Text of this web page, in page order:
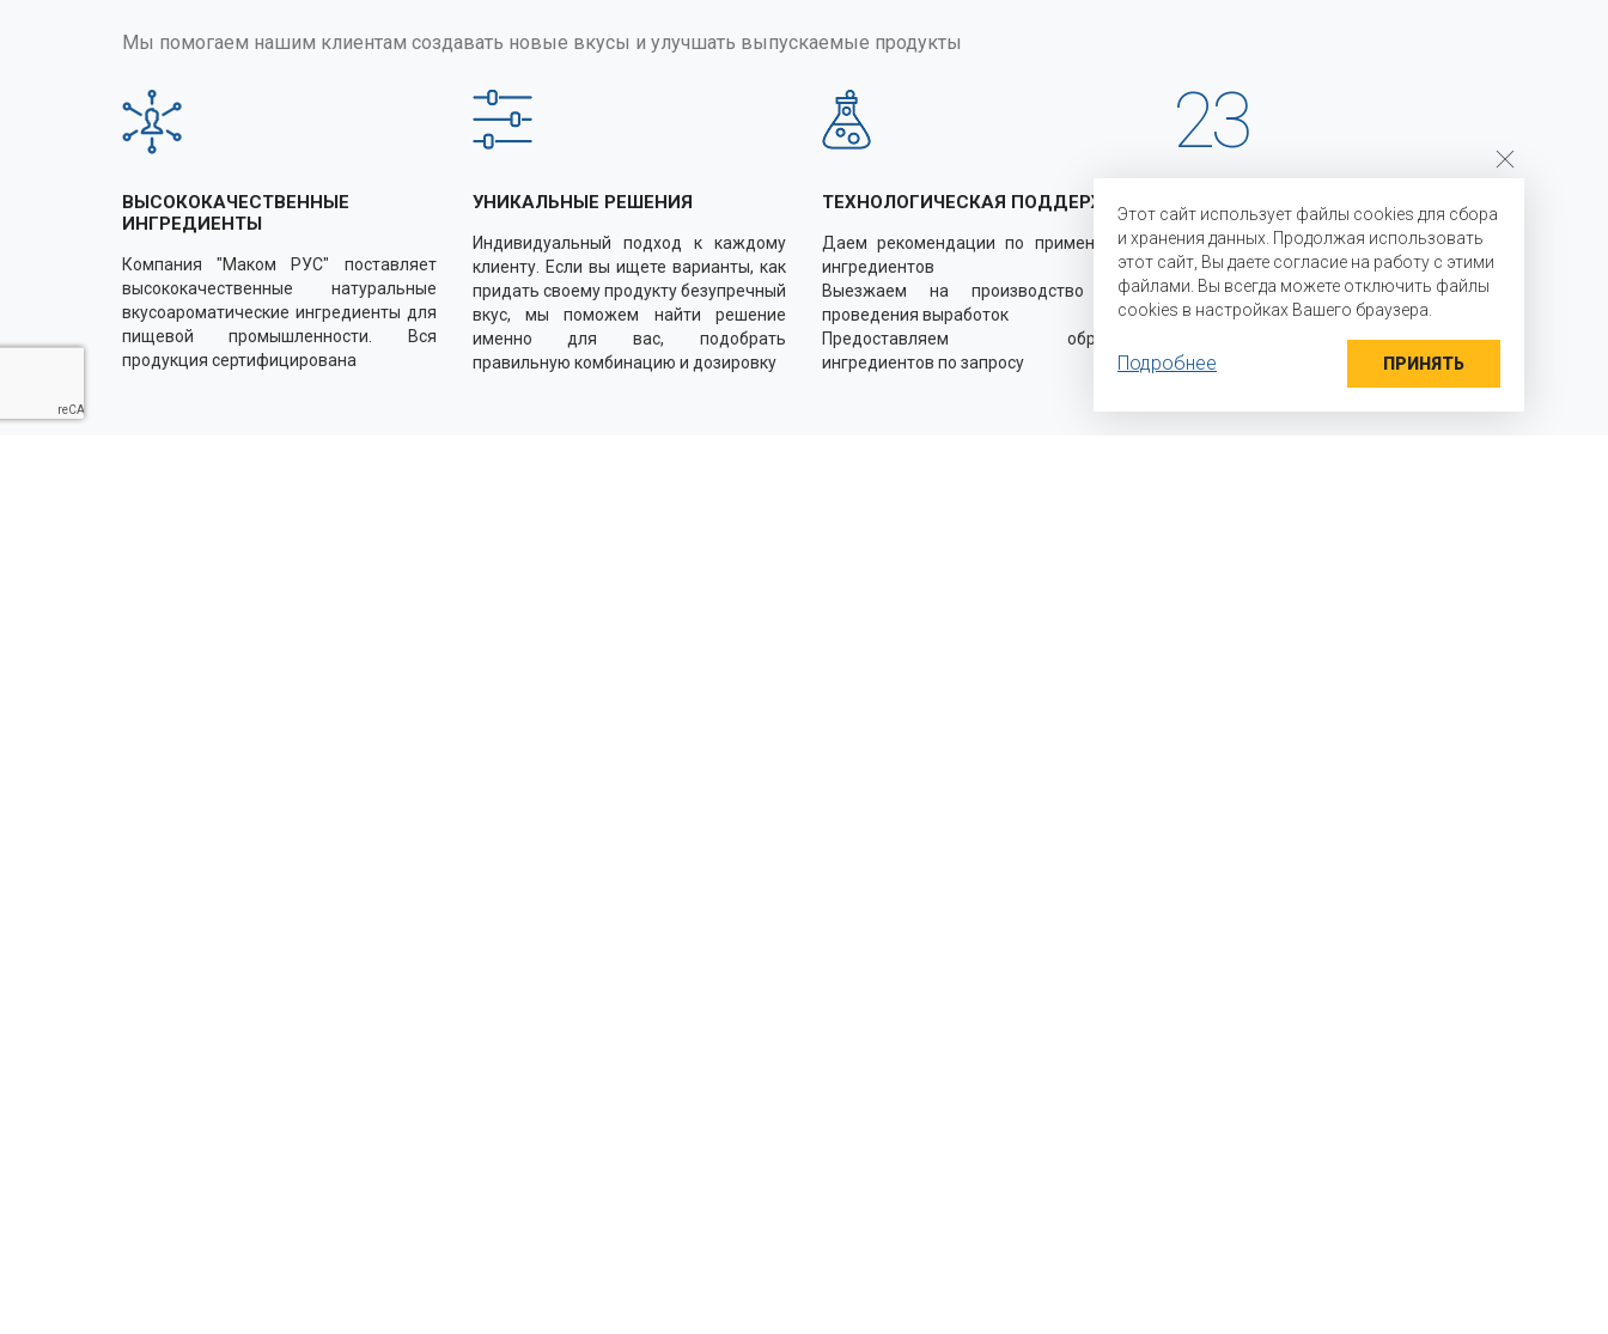
Мы помогаем нашим клиентам создавать новые вкусы и улучшать выпускаемые продукты
ВЫСОКОКАЧЕСТВЕННЫЕ
ИНГРЕДИЕНТЫ
Компания "Маком РУС" поставляет
высококачественные натуральные
вкусоароматические ингредиенты для
пищевой промышленности. Вся
продукция сертифицирована
УНИКАЛЬНЫЕ РЕШЕНИЯ
Индивидуальный подход к каждому
клиенту. Если вы ищете варианты, как
придать своему продукту безупречный
вкус, мы поможем найти решение
именно для вас, подобрать
правильную комбинацию и дозировку
ТЕХНОЛОГИЧЕСКАЯ ПОДДЕРЖКА
Даем рекомендации по применению
ингредиентов
Выезжаем на производство для
проведения выработок
Предоставляем образцы
ингредиентов по запросу
23
ГОДА НА РЫНКЕ
С 2003 года мы являемся
официальными представителями
производителей на территории
Российской Федерации и стран
Таможенного союза и осуществляем
прямые поставки ингредиентов
Этот сайт использует файлы cookies для сбора
и хранения данных. Продолжая использовать
этот сайт, Вы даете согласие на работу с этими
файлами. Вы всегда можете отключить файлы
cookies в настройках Вашего браузера.
Подробнее ПРИНЯТЬ